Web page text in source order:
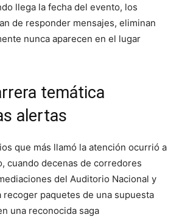
llega la fecha del evento, los
de responder mensajes, eliminan
nunca aparecen en el lugar
temática
alertas
que más llamó la atención ocurrió a
cuando decenas de corredores
del Auditorio Nacional y
recoger paquetes de una supuesta
una reconocida saga